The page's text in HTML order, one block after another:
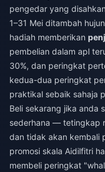
pengedar yang
1–31 Mei ditambah
hadiah memberikan
pembelian dalam apl
30%, dan peringkat
kedua-dua peringkat
praktikal sebaik sahaja
Beli sekarang jika anda
sederhana — tetingkap
dan tidak akan kembali
promosi skala Aidilfitri
membeli peringkat